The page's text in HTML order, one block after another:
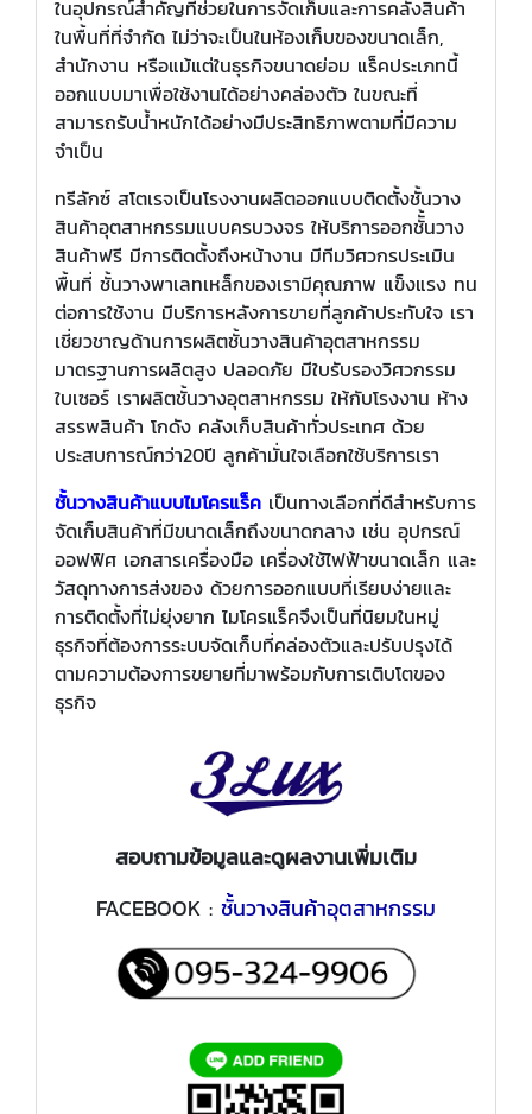
ในอุปกรณ์สำคัญที่ช่วยในการจัดเก็บและการคลังสินค้า
ในพื้นที่ที่จำกัด ไม่ว่าจะเป็นในห้องเก็บของขนาดเล็ก,
สำนักงาน หรือแม้แต่ในธุรกิจขนาดย่อม แร็คประเภทนี้
ออกแบบมาเพื่อใช้งานได้อย่างคล่องตัว ในขณะที่
สามารถรับน้ำหนักได้อย่างมีประสิทธิภาพตามที่มีความ
จำเป็น
ทรีลักซ์ สโตเรจเป็นโรงงานผลิตออกแบบติดตั้งชั้นวาง
สินค้าอุตสาหกรรมแบบครบวงจร ให้บริการออกชัั้นวาง
สินค้าฟรี มีการติดตั้งถึงหน้างาน มีทีมวิศวกรประเมิน
พื้นที่ ชั้นวางพาเลทเหล็กของเรามีคุณภาพ แข็งแรง ทน
ต่อการใช้งาน มีบริการหลังการขายที่ลูกค้าประทับใจ เรา
เชี่ยวชาญด้านการผลิตชั้นวางสินค้าอุตสาหกรรม
มาตรฐานการผลิตสูง ปลอดภัย มีใบรับรองวิศวกรรม
ใบเซอร์ เราผลิตชั้นวางอุตสาหกรรม ให้กับโรงงาน ห้าง
สรรพสินค้า โกดัง คลังเก็บสินค้าทั่วประเทศ ด้วย
ประสบการณ์กว่า20ปี ลูกค้ามั่นใจเลือกใช้บริการเรา
ชั้นวางสินค้าแบบไมโครแร็ค เป็นทางเลือกที่ดีสำหรับการ
จัดเก็บสินค้าที่มีขนาดเล็กถึงขนาดกลาง เช่น อุปกรณ์
ออฟฟิศ เอกสารเครื่องมือ เครื่องใช้ไฟฟ้าขนาดเล็ก และ
วัสดุทางการส่งของ ด้วยการออกแบบที่เรียบง่ายและ
การติดตั้งที่ไม่ยุ่งยาก ไมโครแร็คจึงเป็นที่นิยมในหมู่
ธุรกิจที่ต้องการระบบจัดเก็บที่คล่องตัวและปรับปรุงได้
ตามความต้องการขยายที่มาพร้อมกับการเติบโตของ
ธุรกิจ
สอบถามข้อมูลและดูผลงานเพิ่มเติม
FACEBOOK : ชั้นวางสินค้าอุตสาหกรรม